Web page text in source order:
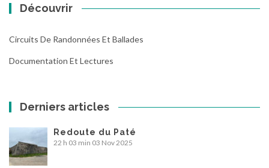
Découvrir
Circuits De Randonnées Et Ballades
Documentation Et Lectures
Derniers articles
Redoute du Paté
22 h 03 min 03 Nov 2025